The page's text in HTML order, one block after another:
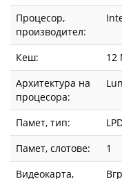
Процесор,
производител:
Кеш:
12
Архитектура на
процесора:
Памет, тип:
Памет, слотове:
1
Видеокарта,